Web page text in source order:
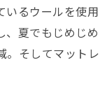
いるウールを使用
、夏でもじめじめ
。そしてマットレ